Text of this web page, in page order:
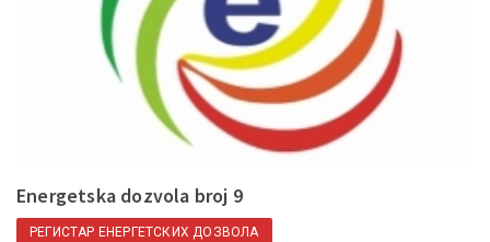
Energetska dozvola broj 9
РЕГИСТАР ЕНЕРГЕТСКИХ ДОЗВОЛА